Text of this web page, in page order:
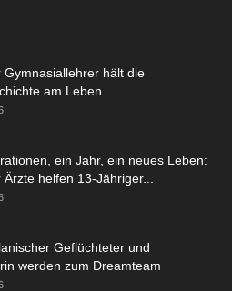
Gymnasiallehrer hält die
am Leben
ein Jahr, ein neues Leben:
helfen 13-Jähriger...
Geflüchteter und
werden zum Dreamteam